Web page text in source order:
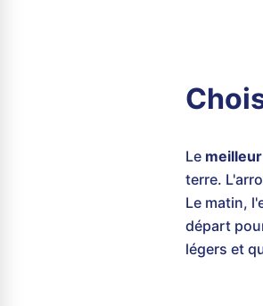
Le
terre.
Le matin,
départ
légers et